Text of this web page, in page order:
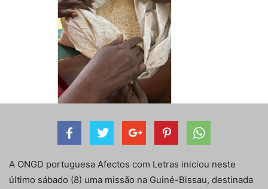
A ONGD portuguesa Afectos com Letras iniciou neste
último sábado (8) uma missão na Guiné-Bissau, destinada